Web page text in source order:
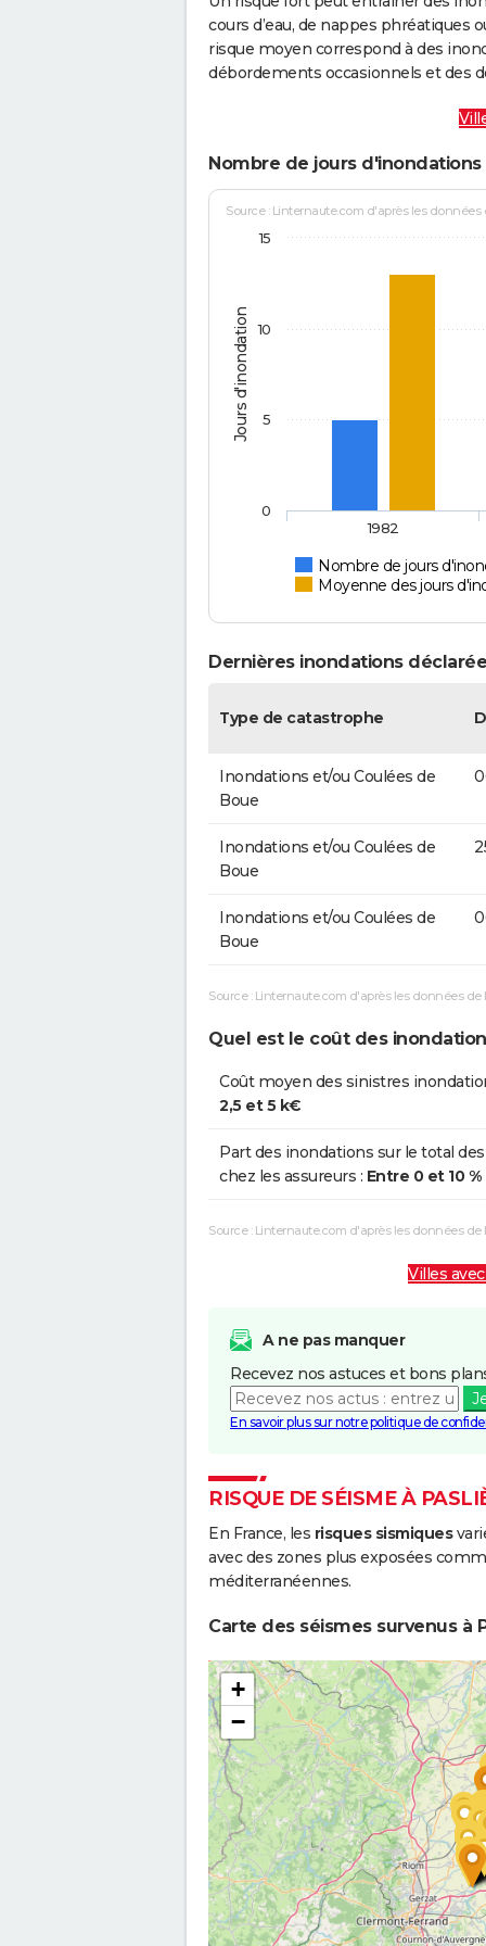
cours d’eau, de nappes phréatiques
risque moyen correspond à des
débordements occasionnels et des
Nombre de jours
Jours d'inondation
Source : Linternaute.com d'après les données
Nombre de jours
Moyenne des jours
1982
0
5
10
15
Dernières inondations
Type de catastrophe
Inondations et/ou Coulées de
Boue
Inondations et/ou Coulées de
Boue
Inondations et/ou Coulées de
Boue
Source : Linternaute.com d'après les données de
Quel est le coût des
Coût moyen des sinistres
2,5 et 5 k€
Part des inondations sur le total
chez les assureurs : Entre 0 et 10 %
Source : Linternaute.com d'après les données de
Villes
A ne pas manquer
Recevez nos astuces et bons
En savoir plus sur notre politique de
RISQUE DE SÉISME À
En France, les risques sismiques
avec des zones plus exposées
méditerranéennes.
Carte des séismes survenus à
+
−